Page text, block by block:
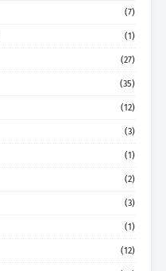
(7)
(1)
(27)
(35)
(12)
(3)
(1)
(2)
(3)
(1)
(12)